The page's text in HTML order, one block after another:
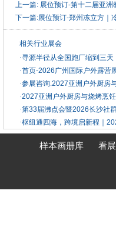
上一篇: 展位预订-第十二届亚
下一篇:展位预订-郑州冻立方｜
相关行业展会
·寻源半径从全国跑厂缩到三
·首页-2026广州国际户外露营
·参展咨询.2027亚洲户外厨房
·2027亚洲户外厨房与烧烤烹
·第33届沸点会暨2026长沙社
·枢纽通四海，跨境启新程｜
样本画册库 看